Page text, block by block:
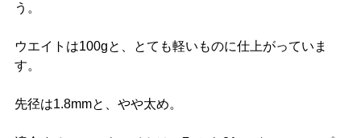
う。
ウエイトは100gと、とても軽いものに仕上がっていま
す。
先径は1.8mmと、やや太め。